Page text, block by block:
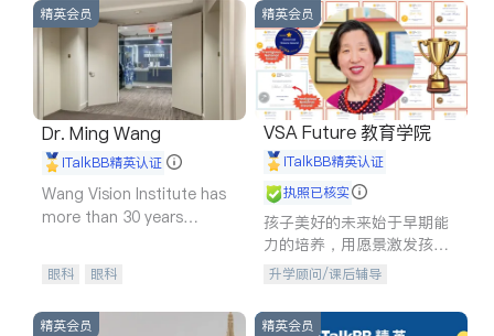
商铺租售
开发商建商
精英会员
Dr. Ming Wang
iTalkBB精英认证
Wang Vision Institute has
more than 30 years
眼科 眼科
精英会员
VSA Future 教育学院
iTalkBB精英认证
执照已核实
孩子美好的未来始于早期能
力的培养，用愿景激发孩子
的学习潜力和动力。理念：
拥有成长型心态是成功的基
石。
升学顾问/课后辅导
精英会员 精英会员